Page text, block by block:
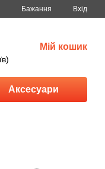
Бажання Вхід
Мій кошик
Аксесуари